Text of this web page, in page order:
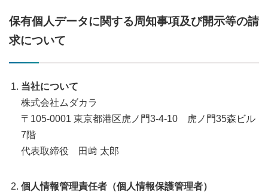
保有個人データに関する周知事項及び開示等の請
求について
当社について
株式会社ムダカラ
〒105-0001 東京都港区虎ノ門3-4-10 虎ノ門35森ビル
7階
代表取締役 田﨑 太郎
個人情報管理責任者（個人情報保護管理者）